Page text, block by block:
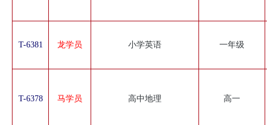
T-6381 龙学员 小学英语 一年级
T-6378 马学员 高中地理 高一